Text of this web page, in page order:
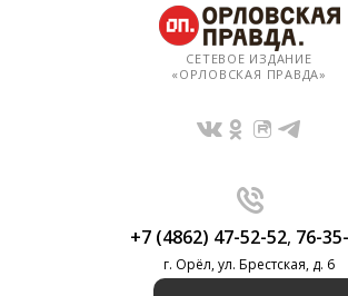
СЕТЕВОЕ ИЗДАНИЕ
«ОРЛОВСКАЯ ПРАВДА»
+7 (4862) 47-52-52, 76-
г. Орёл, ул. Брестская, д. 6